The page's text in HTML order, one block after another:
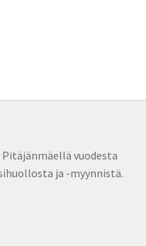
vuodesta
ja -myynnistä.